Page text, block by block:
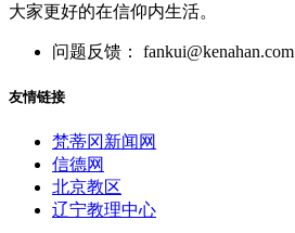
大家更好的在信仰内生活。
问题反馈： fankui@kenahan.com
友情链接
梵蒂冈新闻网
信德网
北京教区
辽宁教理中心